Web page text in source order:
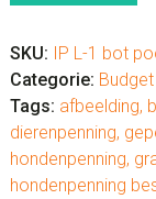
print
aantal
SKU: IP L-1 bot
Categorie:
Tags: afbeelding,
dierenpenning,
hondenpenning,
hondenpenning